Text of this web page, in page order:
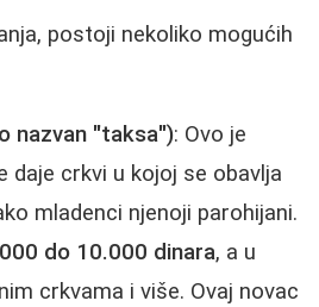
postoji nekoliko mogućih
nazvan "taksa"): Ovo je
daje crkvi u kojoj se obavlja
mladenci njenoji parohijani.
do 10.000 dinara, a u
crkvama i više. Ovaj novac